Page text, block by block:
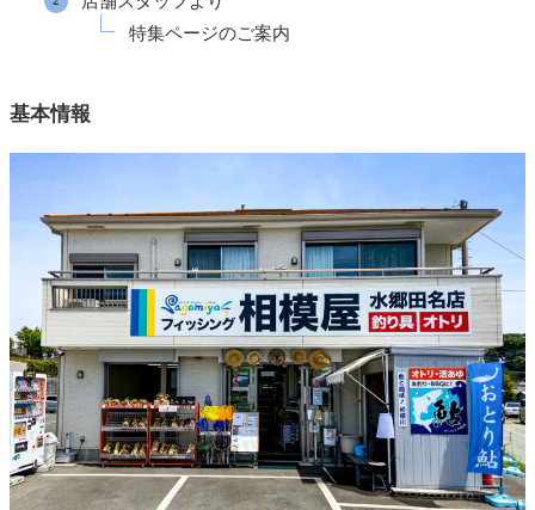
特集ページのご案内
基本情報